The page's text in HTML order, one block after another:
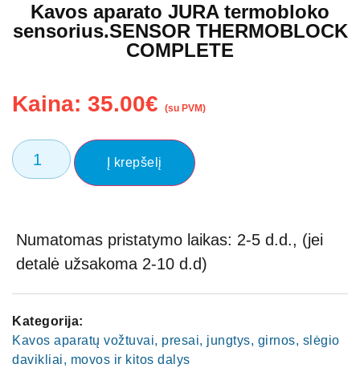
Kavos aparato JURA termobloko
sensorius.SENSOR THERMOBLOCK
COMPLETE
Kaina: 35.00€ (su PVM)
Į krepšelį
Numatomas pristatymo laikas: 2-5 d.d., (jei
detalė užsakoma 2-10 d.d)
Kategorija:
Kavos aparatų vožtuvai, presai, jungtys, girnos, slėgio
davikliai, movos ir kitos dalys